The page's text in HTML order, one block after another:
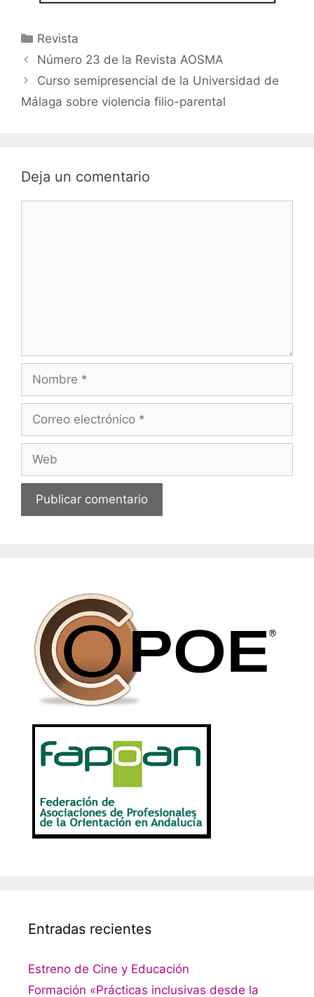
Categorías
Revista
Número 23 de la Revista AOSMA
Curso semipresencial de la Universidad de
Málaga sobre violencia filio-parental
Deja un comentario
electrónico
Entradas recientes
Estreno de Cine y Educación
Formación «Prácticas inclusivas desde la